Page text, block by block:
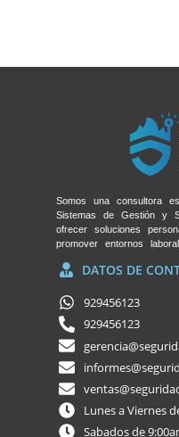
Somos una consultora
Sistemas de Gestión y
ofrecer soluciones
promover entornos
DATOS DE
929456123
929456123
Lunes a Viernes
Sabados de